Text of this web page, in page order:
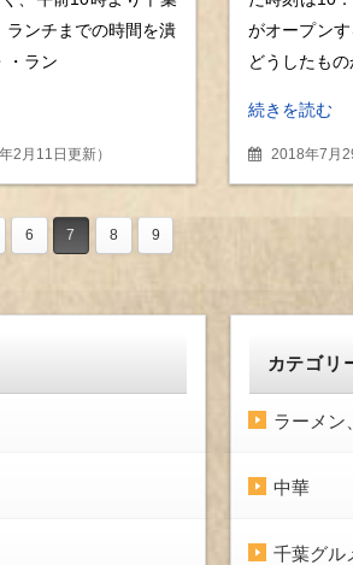
ランチまでの時間を潰
・ラン
2月11日更新）
がオープン
どうしたもの
続きを読む
2018年7月
6 7 8 9
カテゴリ
ラーメン
中華
千葉グル